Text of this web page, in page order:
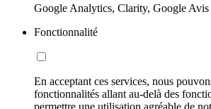
Google Analytics, Clarity, Google
Fonctionnalité
En acceptant ces services, nous
fonctionnalités allant au-delà des